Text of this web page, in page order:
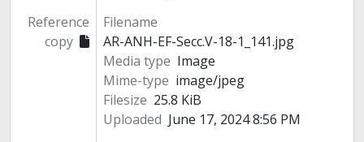
Reference
copy
Filename
AR-ANH-EF-Secc.V-18-1_141.jpg
Media type Image
Mime-type image/jpeg
Filesize 25.8 KiB
Uploaded June 17, 2024 8:56 PM